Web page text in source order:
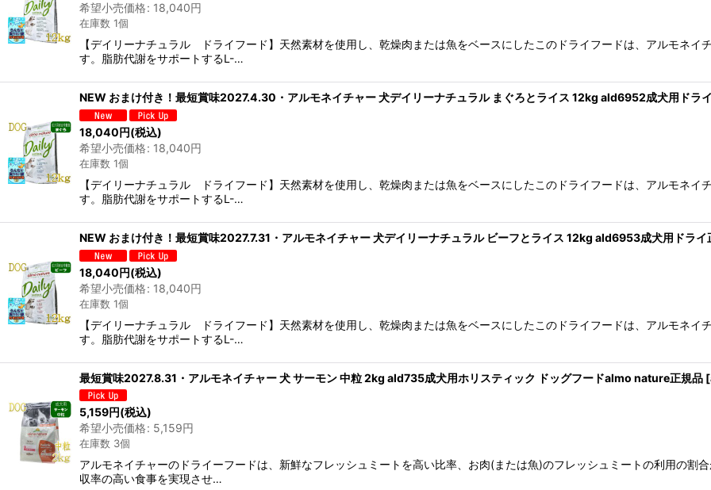
希望小売価格: 18,040円
在庫数 1個
【デイリーナチュラル ドライフード】天然素材を使用し、乾燥肉または魚をベースにしたこのドライフードは、アルモネ
す。脂肪代謝をサポートするL-…
NEW おまけ付き！最短賞味2027.4.30・アルモネイチャー 犬デイリーナチュラル まぐろとライス 12kg ald6952成犬用ドラ
18,040円(税込)
希望小売価格: 18,040円
在庫数 1個
【デイリーナチュラル ドライフード】天然素材を使用し、乾燥肉または魚をベースにしたこのドライフードは、アルモネ
す。脂肪代謝をサポートするL-…
NEW おまけ付き！最短賞味2027.7.31・アルモネイチャー 犬デイリーナチュラル ビーフとライス 12kg ald6953成犬用ドライ
18,040円(税込)
希望小売価格: 18,040円
在庫数 1個
【デイリーナチュラル ドライフード】天然素材を使用し、乾燥肉または魚をベースにしたこのドライフードは、アルモネ
す。脂肪代謝をサポートするL-…
最短賞味2027.8.31・アルモネイチャー 犬 サーモン 中粒 2kg ald735成犬用ホリスティック ドッグフードalmo nature正規品 [
5,159円(税込)
希望小売価格: 5,159円
在庫数 3個
アルモネイチャーのドライーフードは、新鮮なフレッシュミートを高い比率、お肉(または魚)のフレッシュミートの利用の割
収率の高い食事を実現させ…